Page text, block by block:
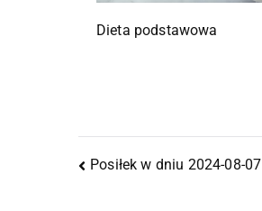
Dieta podstawowa
Posiłek w dniu 2024-08-07